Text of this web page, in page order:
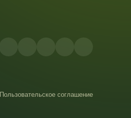
Пользовательское соглашение